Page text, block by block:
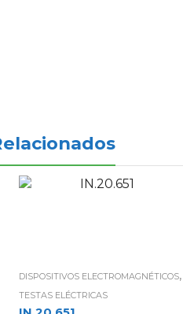
DISPOSITIVOS ELECTROMAGNÉTICOS,
TESTAS ELÉCTRICAS